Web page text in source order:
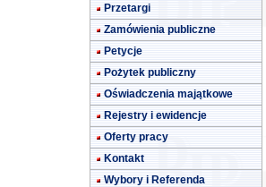
Przetargi
Zamówienia publiczne
Petycje
Pożytek publiczny
Oświadczenia majątkowe
Rejestry i ewidencje
Oferty pracy
Kontakt
Wybory i Referenda